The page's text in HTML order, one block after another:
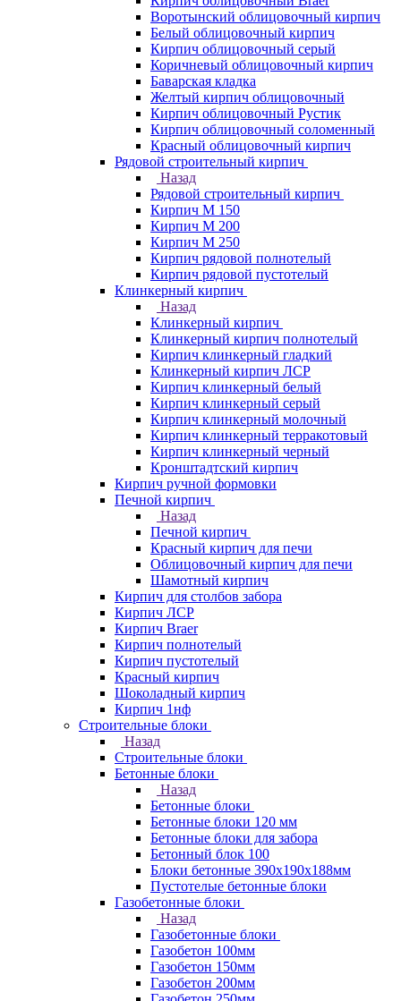
Воротынский облицовочный кирпич
Белый облицовочный кирпич
Кирпич облицовочный серый
Коричневый облицовочный кирпич
Баварская кладка
Желтый кирпич облицовочный
Кирпич облицовочный Рустик
Кирпич облицовочный соломенный
Красный облицовочный кирпич
Рядовой строительный кирпич
Назад
Рядовой строительный кирпич
Кирпич М 150
Кирпич М 200
Кирпич М 250
Кирпич рядовой полнотелый
Кирпич рядовой пустотелый
Клинкерный кирпич
Назад
Клинкерный кирпич
Клинкерный кирпич полнотелый
Кирпич клинкерный гладкий
Клинкерный кирпич ЛСР
Кирпич клинкерный белый
Кирпич клинкерный серый
Кирпич клинкерный молочный
Кирпич клинкерный терракотовый
Кирпич клинкерный черный
Кронштадтский кирпич
Кирпич ручной формовки
Печной кирпич
Назад
Печной кирпич
Красный кирпич для печи
Облицовочный кирпич для печи
Шамотный кирпич
Кирпич для столбов забора
Кирпич ЛСР
Кирпич Braer
Кирпич полнотелый
Кирпич пустотелый
Красный кирпич
Шоколадный кирпич
Кирпич 1нф
Строительные блоки
Назад
Строительные блоки
Бетонные блоки
Назад
Бетонные блоки
Бетонные блоки 120 мм
Бетонные блоки для забора
Бетонный блок 100
Блоки бетонные 390х190х188мм
Пустотелые бетонные блоки
Газобетонные блоки
Назад
Газобетонные блоки
Газобетон 100мм
Газобетон 150мм
Газобетон 200мм